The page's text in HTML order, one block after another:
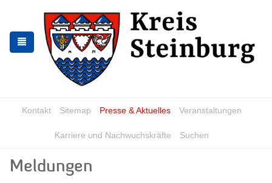
the
navigation
the
content
Kontakt Sitemap Presse & Aktuelles Veranstaltungen
Karriere und Nachwuchskräfte Suchen
Meldungen